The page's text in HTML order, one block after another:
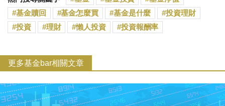
基金贖回
基金怎麼買 基金是什麼
投資理財
投資
理財 懶人投資 投資報酬率
更多基金bar相關文章